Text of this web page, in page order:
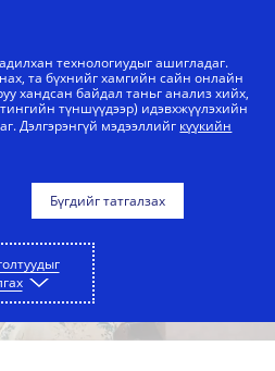
технологиудыг ашигладаг.
та бүхнийг хамгийн сайн онлайн
хандсан байдал таньг анализ хийх,
түншүүдээр) идэвхжүүлэхийн
Дэлгэрэнгүй мэдээллийг күүкийн
Бүгдийг татгалзах